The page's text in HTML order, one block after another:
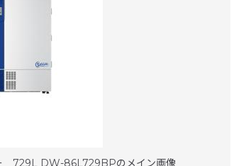
729L DW-86L729BPのメイン画像